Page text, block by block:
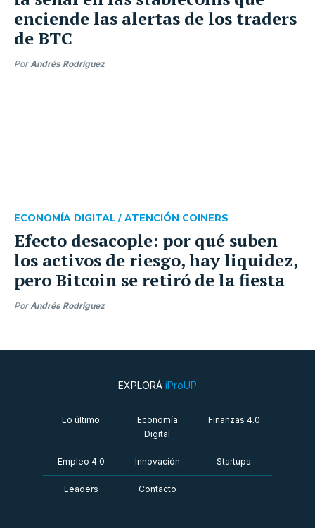
enciende las alertas de los traders
de BTC
PorAndrés Rodríguez
Efecto desacople: por qué suben
los activos de riesgo, hay liquidez,
pero Bitcoin se retiró de la fiesta
ECONOMÍA DIGITAL / ATENCIÓN COINERS
PorAndrés Rodríguez
EXPLORÁ iProUP
Lo último
Economía
Digital
Finanzas 4.0
Empleo 4.0 Innovación Startups
Leaders Contacto